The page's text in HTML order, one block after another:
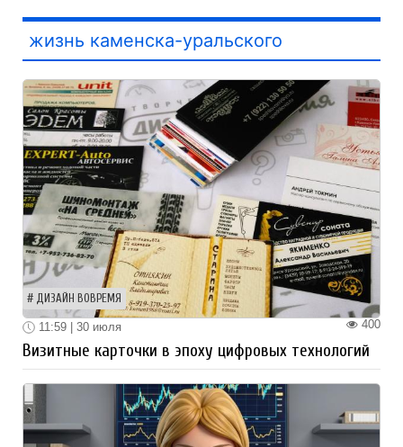
жизнь каменска-уральского
ДИЗАЙН ВОВРЕМЯ
400
11:59 | 30 июля
Визитные карточки в эпоху цифровых технологий